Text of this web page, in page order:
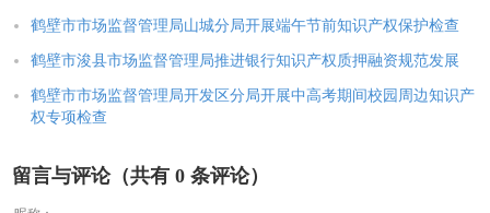
鹤壁市市场监督管理局山城分局开展端午节前知识产权保护检查
鹤壁市浚县市场监督管理局推进银行知识产权质押融资规范发展
鹤壁市市场监督管理局开发区分局开展中高考期间校园周边知识产
权专项检查
留言与评论（共有 0 条评论）